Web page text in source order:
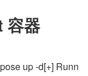
容器
up -d[+] Runn